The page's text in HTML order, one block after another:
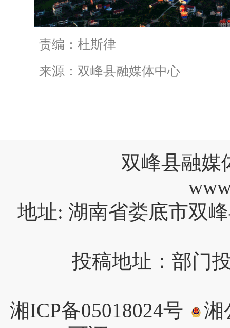
责编：杜斯律
来源：双峰县融媒体中心
双峰县融媒
地址: 湖南省娄底市双
投稿地址：部门
湘ICP备05018024号
湘